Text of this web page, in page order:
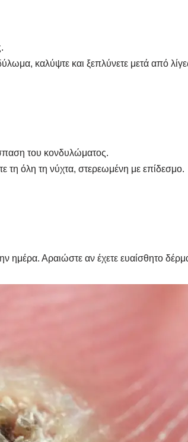
καλύψτε και ξεπλύνετε μετά από
του κονδυλώματος.
όλη τη νύχτα, στερεωμένη με επίδεσμο.
ημέρα. Αραιώστε αν έχετε ευαίσθητο